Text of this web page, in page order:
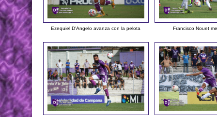
Ezequiel D'Angelo avanza con la pelota Francisco Nouet